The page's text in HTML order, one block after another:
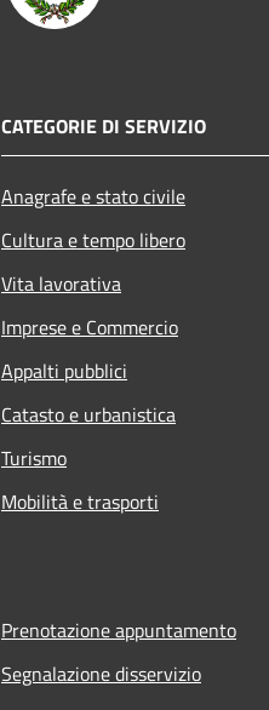
CATEGORIE DI SERVIZIO
Anagrafe e stato civile
Cultura e tempo libero
Vita lavorativa
Imprese e Commercio
Appalti pubblici
Catasto e urbanistica
Turismo
Mobilità e trasporti
Prenotazione appuntamento
Segnalazione disservizio